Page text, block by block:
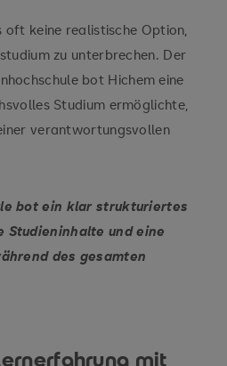
keine realistische Option,
zu unterbrechen. Der
bot Hichem eine
Studium ermöglichte,
verantwortungsvollen
bot ein klar strukturiertes
Studieninhalte und eine
des gesamten
mit